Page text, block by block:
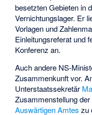
besetzten Gebieten in
Vernichtungslager. Er
Vorlagen und
Einleitungsreferat und
Konferenz an.
Auch andere NS-
Zusammenkunft vor.
Unterstaatssekretär
Zusammenstellung
Auswärtigen Amtes zu